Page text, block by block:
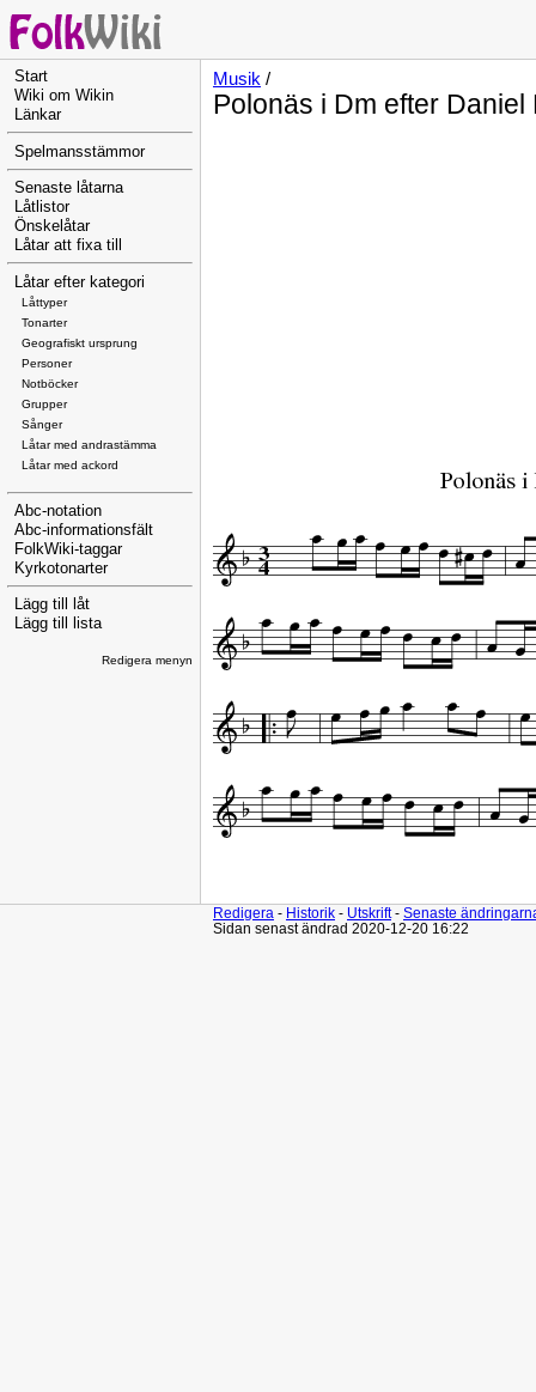
Start
Wiki om Wikin
Länkar
Spelmansstämmor
Senaste låtarna
Låtlistor
Önskelåtar
Låtar att fixa till
Låtar efter kategori
Låttyper
Tonarter
Geografiskt ursprung
Personer
Notböcker
Grupper
Sånger
Låtar med andrastämma
Låtar med ackord
Abc-notation
Abc-informationsfält
FolkWiki-taggar
Kyrkotonarter
Lägg till låt
Lägg till lista
Redigera menyn
Musik /
Polonäs i Dm efter Daniel
Redigera - Historik - Utskrift- Senaste
Sidan senast ändrad 2020-12-20 16:22